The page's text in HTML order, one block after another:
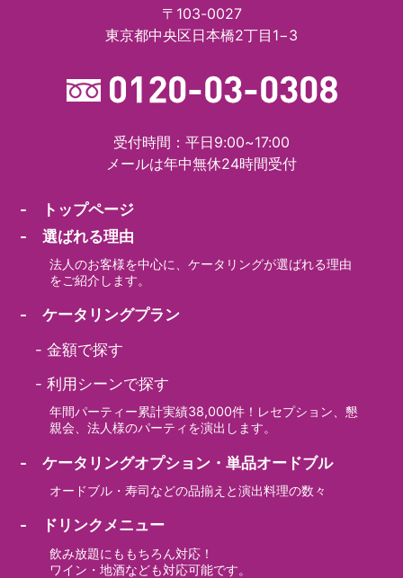
〒103-0027
東京都中央区日本橋2丁目1−3
受付時間：平日9:00~17:00
メールは年中無休24時間受付
- トップページ
- 選ばれる理由
法人のお客様を中心に、ケータリングが選ばれる理由
をご紹介します。
- ケータリングプラン
-金額で探す
-利用シーンで探す
年間パーティー累計実績38,000件！レセプション、懇
親会、法人様のパーティを演出します。
- ケータリングオプション・単品オードブル
オードブル・寿司などの品揃えと演出料理の数々
- ドリンクメニュー
飲み放題にももちろん対応！
ワイン・地酒なども対応可能です。